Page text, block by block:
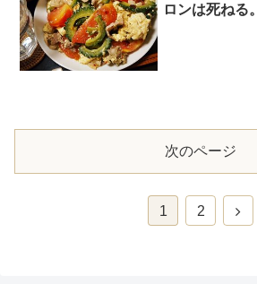
ロンは死ねる。
次のページ
1 2
次